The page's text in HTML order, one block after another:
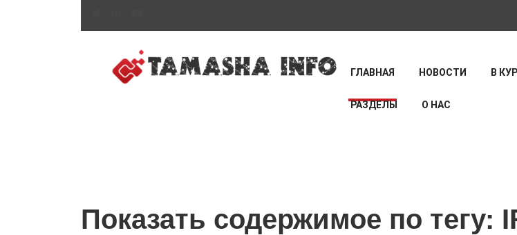
ГЛАВНАЯ НОВОСТИ В
РАЗДЕЛЫ О НАС
Показать содержимое по тегу: